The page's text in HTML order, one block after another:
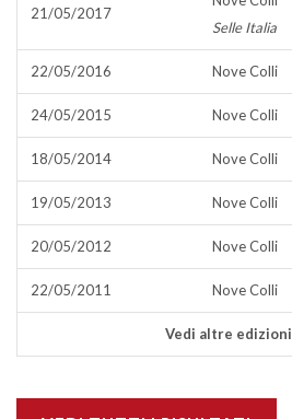
21/05/2017
Selle Italia
22/05/2016 Nove Colli
24/05/2015 Nove Colli
18/05/2014 Nove Colli
19/05/2013 Nove Colli
20/05/2012 Nove Colli
22/05/2011 Nove Colli
Vedi altre edizioni